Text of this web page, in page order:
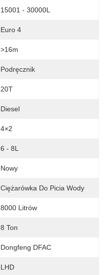
15001 - 30000L
Euro 4
>16m
Podręcznik
20T
Diesel
4×2
6 - 8L
Nowy
Ciężarówka Do Picia Wody
8000 Litrów
8 Ton
Dongfeng DFAC
LHD